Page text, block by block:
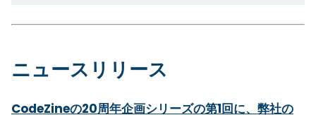
ニュースリリース
CodeZineの20周年企画シリーズの第1回に、弊社の